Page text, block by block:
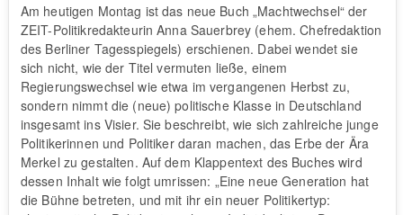
Am heutigen Montag ist das neue Buch „Machtwechsel“ der
ZEIT-Politikredakteurin Anna Sauerbrey (ehem. Chefredaktion
des Berliner Tagesspiegels) erschienen. Dabei wendet sie
sich nicht, wie der Titel vermuten ließe, einem
Regierungswechsel wie etwa im vergangenen Herbst zu,
sondern nimmt die (neue) politische Klasse in Deutschland
insgesamt ins Visier. Sie beschreibt, wie sich zahlreiche junge
Politikerinnen und Politiker daran machen, das Erbe der Ära
Merkel zu gestalten. Auf dem Klappentext des Buches wird
dessen Inhalt wie folgt umrissen: „Eine neue Generation hat
die Bühne betreten, und mit ihr ein neuer Politikertyp: